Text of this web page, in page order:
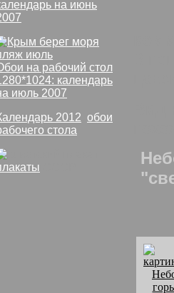
на июнь
на рабочий стол
календарь
июль 2007
2012 обои
стола